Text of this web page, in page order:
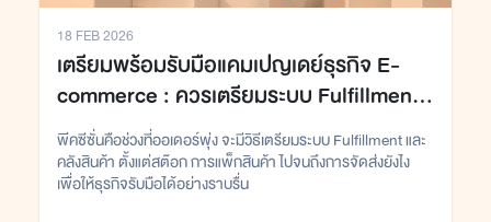
18 FEB 2026
เตรียมพร้อมรับมือแคมเปญเดย์ธุรกิจ E-
commerce : ควรเตรียมระบบ Fulfillment
และคลังสินค้าอย่างไร
พีคซีซั่นคือช่วงที่ออเดอร์พุ่ง จะมีวิธีเตรียมระบบ Fulfillment และ
คลังสินค้า ตั้งแต่สต๊อก การแพ็กสินค้า ไปจนถึงการจัดส่งยังไง
เพื่อให้ธุรกิจรับมือได้อย่างราบรื่น